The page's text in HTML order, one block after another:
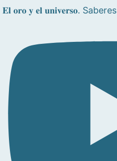
𝐄𝐥 𝐨𝐫𝐨 𝐲 𝐞𝐥 𝐮𝐧𝐢𝐯𝐞𝐫𝐬𝐨.